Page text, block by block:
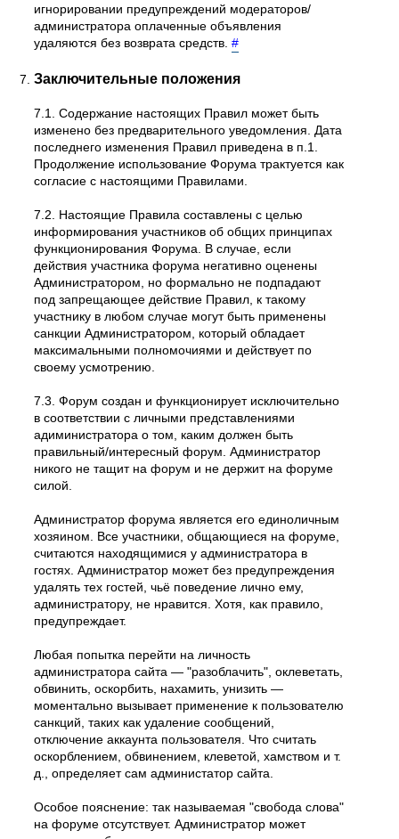
игнорировании предупреждений модераторов/
администратора оплаченные объявления
удаляются без возврата средств.#
Заключительные положения
7.1. Содержание настоящих Правил может быть
изменено без предварительного уведомления. Дата
последнего изменения Правил приведена в п.1.
Продолжение использование Форума трактуется как
согласие с настоящими Правилами.
7.2. Настоящие Правила составлены с целью
информирования участников об общих принципах
функционирования Форума. В случае, если
действия участника форума негативно оценены
Администратором, но формально не подпадают
под запрещающее действие Правил, к такому
участнику в любом случае могут быть применены
санкции Администратором, который обладает
максимальными полномочиями и действует по
своему усмотрению.
7.3. Форум создан и функционирует исключительно
в соответствии с личными представлениями
адиминистратора о том, каким должен быть
правильный/интересный форум. Администратор
никого не тащит на форум и не держит на форуме
силой.
Администратор форума является его единоличным
хозяином. Все участники, общающиеся на форуме,
считаются находящимися у администратора в
гостях. Администратор может без предупреждения
удалять тех гостей, чьё поведение лично ему,
администратору, не нравится. Хотя, как правило,
предупреждает.
Любая попытка перейти на личность
администратора сайта — "разоблачить", оклеветать,
обвинить, оскорбить, нахамить, унизить —
моментально вызывает применение к пользователю
санкций, таких как удаление сообщений,
отключение аккаунта пользователя. Что считать
оскорблением, обвинением, клеветой, хамством и т.
д., определяет сам администатор сайта.
Особое пояснение: так называемая "свобода слова"
на форуме отсутствует. Администратор может